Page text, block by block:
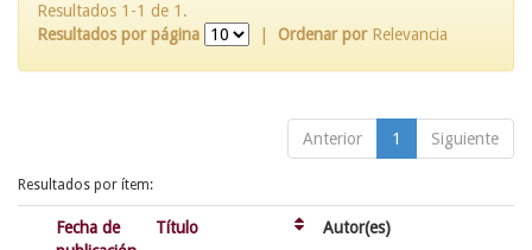
Resultados 1-1 de 1.
Resultados por página
Ordenar por Relevancia
Anterior 1 Siguiente
Resultados por ítem:
Fecha de
Título Autor(es)